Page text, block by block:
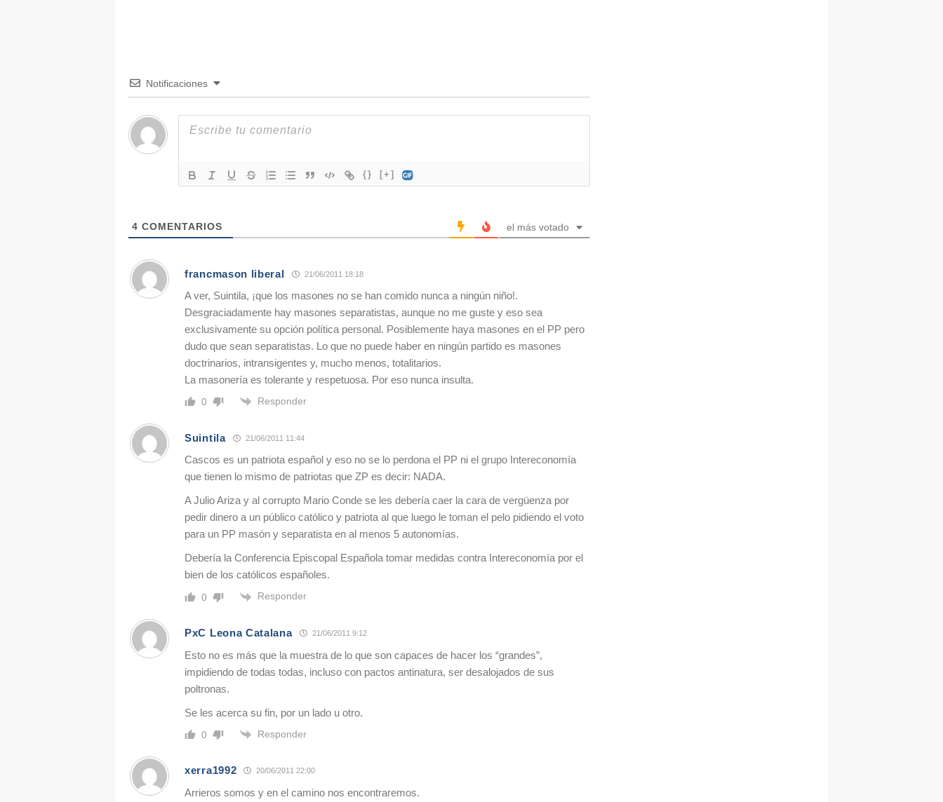
Notificaciones
{} [+]
4 COMENTARIOS el más votado
francmason liberal 21/06/2011 18:18
A ver, Suintila, ¡que los masones no se han comido nunca a ningún niño!.
Desgraciadamente hay masones separatistas, aunque no me guste y eso sea
exclusivamente su opción política personal. Posiblemente haya masones en el PP pero
dudo que sean separatistas. Lo que no puede haber en ningún partido es masones
doctrinarios, intransigentes y, mucho menos, totalitarios.
La masonería es tolerante y respetuosa. Por eso nunca insulta.
0 Responder
Suintila 21/06/2011 11:44
Cascos es un patriota español y eso no se lo perdona el PP ni el grupo Intereconomía
que tienen lo mismo de patriotas que ZP es decir: NADA.
A Julio Ariza y al corrupto Mario Conde se les debería caer la cara de vergüenza por
pedir dinero a un público católico y patriota al que luego le toman el pelo pidiendo el voto
para un PP masón y separatista en al menos 5 autonomías.
Debería la Conferencia Episcopal Española tomar medidas contra Intereconomía por el
bien de los católicos españoles.
0 Responder
PxC Leona Catalana 21/06/2011 9:12
Esto no es más que la muestra de lo que son capaces de hacer los “grandes”,
impidiendo de todas todas, incluso con pactos antinatura, ser desalojados de sus
poltronas.
Se les acerca su fin, por un lado u otro.
0 Responder
xerra1992 20/06/2011 22:00
Arrieros somos y en el camino nos encontraremos.